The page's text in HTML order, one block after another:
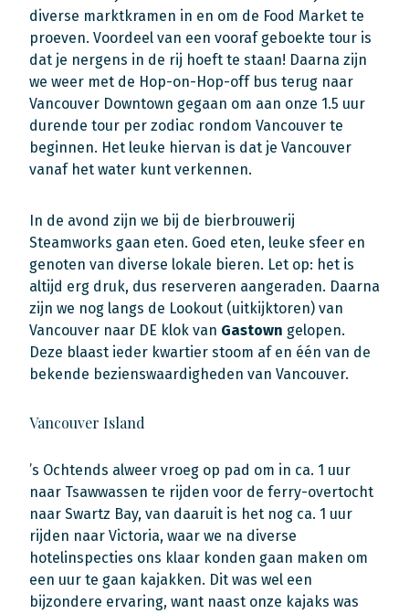
diverse marktkramen in en om de Food Market te
proeven. Voordeel van een vooraf geboekte tour is
dat je nergens in de rij hoeft te staan! Daarna zijn
we weer met de Hop-on-Hop-off bus terug naar
Vancouver Downtown gegaan om aan onze 1.5 uur
durende tour per zodiac rondom Vancouver te
beginnen. Het leuke hiervan is dat je Vancouver
vanaf het water kunt verkennen.
In de avond zijn we bij de bierbrouwerij
Steamworks gaan eten. Goed eten, leuke sfeer en
genoten van diverse lokale bieren. Let op: het is
altijd erg druk, dus reserveren aangeraden. Daarna
zijn we nog langs de Lookout (uitkijktoren) van
Vancouver naar DE klok van Gastown gelopen.
Deze blaast ieder kwartier stoom af en één van de
bekende bezienswaardigheden van Vancouver.
Vancouver Island
’s Ochtends alweer vroeg op pad om in ca. 1 uur
naar Tsawwassen te rijden voor de ferry-overtocht
naar Swartz Bay, van daaruit is het nog ca. 1 uur
rijden naar Victoria, waar we na diverse
hotelinspecties ons klaar konden gaan maken om
een uur te gaan kajakken. Dit was wel een
bijzondere ervaring, want naast onze kajaks was